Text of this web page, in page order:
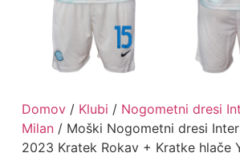
Domov/ Klubi / Nogometni dresi
Milan/ Moški Nogometni dresi
2023 Kratek Rokav + Kratke hlače